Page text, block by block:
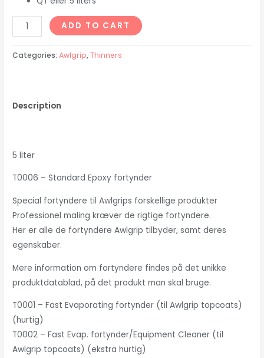
T0006
-
Standard
liter
ADD TO CART
Categories:Awlgrip,Thinners
Description
5 liter
T0006 – Standard Epoxy fortynder
Special fortyndere til Awlgrips forskellige produkter
Professionel maling kræver de rigtige fortyndere.
Her er alle de fortyndere Awlgrip tilbyder, samt deres
egenskaber.
Mere information om fortyndere findes på det unikke
produktdatablad, på det produkt man skal bruge.
T0001 – Fast Evaporating fortynder (til Awlgrip topcoats)
(hurtig)
T0002 – Fast Evap. fortynder/Equipment Cleaner (til
Awlgrip topcoats) (ekstra hurtig)